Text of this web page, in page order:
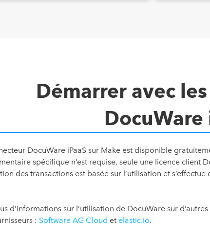
Démarrer avec
DocuWare
DocuWare iPaaS sur Make est disponible
spécifique n’est requise, seule une licence client
des transactions est basée sur l’utilisation et s’effectue
d’informations sur l’utilisation de DocuWare sur
: Software AG Cloud et elastic.io.